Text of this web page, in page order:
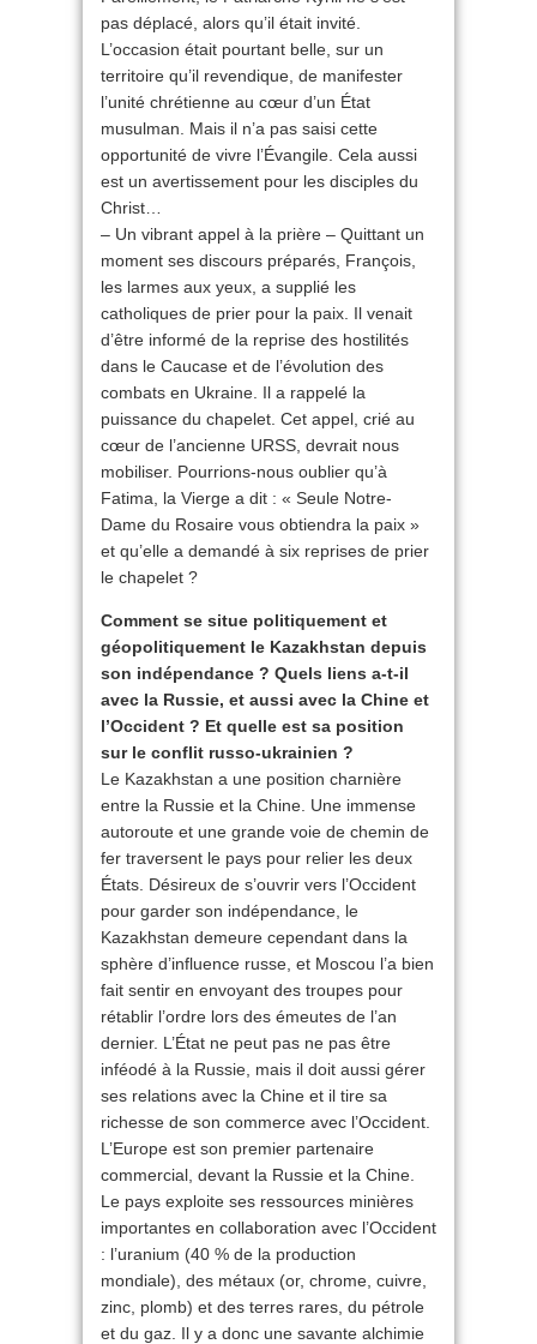
pas déplacé, alors qu’il était invité.
L’occasion était pourtant belle, sur un
territoire qu’il revendique, de manifester
l’unité chrétienne au cœur d’un État
musulman. Mais il n’a pas saisi cette
opportunité de vivre l’Évangile. Cela aussi
est un avertissement pour les disciples du
Christ…
– Un vibrant appel à la prière – Quittant un
moment ses discours préparés, François,
les larmes aux yeux, a supplié les
catholiques de prier pour la paix. Il venait
d’être informé de la reprise des hostilités
dans le Caucase et de l’évolution des
combats en Ukraine. Il a rappelé la
puissance du chapelet. Cet appel, crié au
cœur de l’ancienne URSS, devrait nous
mobiliser. Pourrions-nous oublier qu’à
Fatima, la Vierge a dit : « Seule Notre-
Dame du Rosaire vous obtiendra la paix »
et qu’elle a demandé à six reprises de prier
le chapelet ?
Comment se situe politiquement et
géopolitiquement le Kazakhstan depuis
son indépendance ? Quels liens a-t-il
avec la Russie, et aussi avec la Chine et
l’Occident ? Et quelle est sa position
sur le conflit russo-ukrainien ?
Le Kazakhstan a une position charnière
entre la Russie et la Chine. Une immense
autoroute et une grande voie de chemin de
fer traversent le pays pour relier les deux
États. Désireux de s’ouvrir vers l’Occident
pour garder son indépendance, le
Kazakhstan demeure cependant dans la
sphère d’influence russe, et Moscou l’a bien
fait sentir en envoyant des troupes pour
rétablir l’ordre lors des émeutes de l’an
dernier. L’État ne peut pas ne pas être
inféodé à la Russie, mais il doit aussi gérer
ses relations avec la Chine et il tire sa
richesse de son commerce avec l’Occident.
L’Europe est son premier partenaire
commercial, devant la Russie et la Chine.
Le pays exploite ses ressources minières
importantes en collaboration avec l’Occident
: l’uranium (40 % de la production
mondiale), des métaux (or, chrome, cuivre,
zinc, plomb) et des terres rares, du pétrole
et du gaz. Il y a donc une savante alchimie